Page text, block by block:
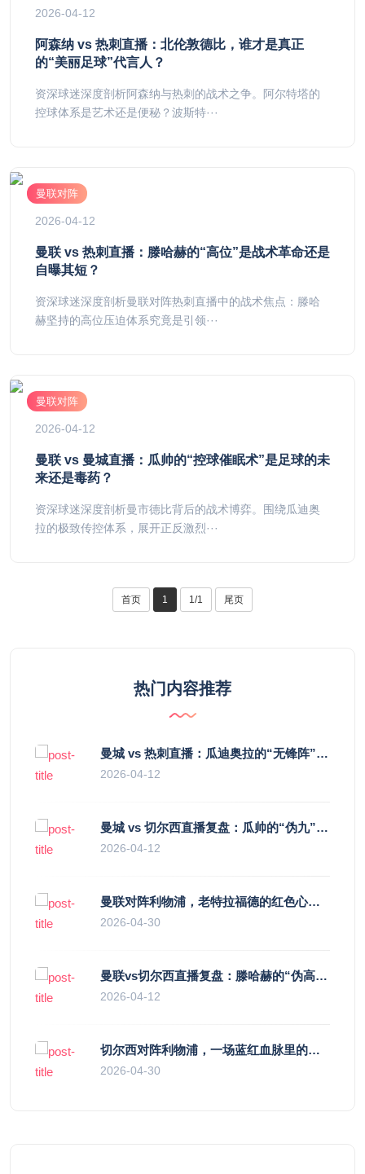
2026-04-12
阿森纳 vs 热刺直播：北伦敦德比，谁才是真正
的“美丽足球”代言人？
资深球迷深度剖析阿森纳与热刺的战术之争。阿尔特塔的
控球体系是艺术还是便秘？波斯特···
曼联对阵
2026-04-12
曼联 vs 热刺直播：滕哈赫的“高位”是战术革命还是
自曝其短？
资深球迷深度剖析曼联对阵热刺直播中的战术焦点：滕哈
赫坚持的高位压迫体系究竟是引领···
曼联对阵
2026-04-12
曼联 vs 曼城直播：瓜帅的“控球催眠术”是足球的未
来还是毒药？
资深球迷深度剖析曼市德比背后的战术博弈。围绕瓜迪奥
拉的极致传控体系，展开正反激烈···
首页 1 1/1 尾页
热门内容推荐
曼城 vs 热刺直播：瓜迪奥拉的“无锋阵”是天才设计还是自废武功？
2026-04-12
曼城 vs 切尔西直播复盘：瓜帅的“伪九”陷阱，如何绞杀蓝军的“三中卫”？
2026-04-12
曼联对阵利物浦，老特拉福德的红色心跳与蓝色暗涌
2026-04-30
曼联vs切尔西直播复盘：滕哈赫的“伪高位”与波切蒂诺的“无锋阵”，谁更拧巴？
2026-04-12
切尔西对阵利物浦，一场蓝红血脉里的恩怨与忠诚
2026-04-30